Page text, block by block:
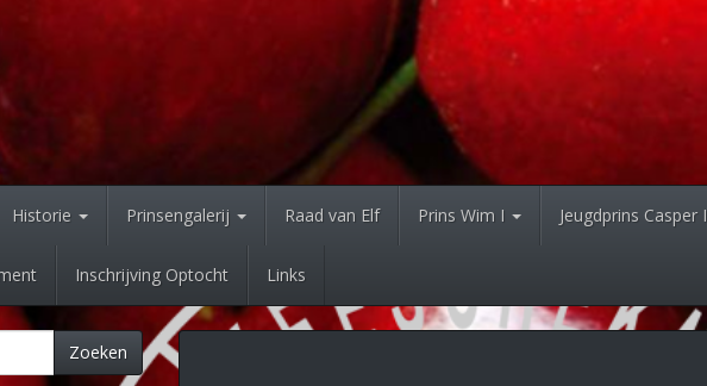
Historie Prinsengalerij Raad van Elf Prins Wim I Jeugdprins Casper I
Inschrijving Optocht Links
Zoeken